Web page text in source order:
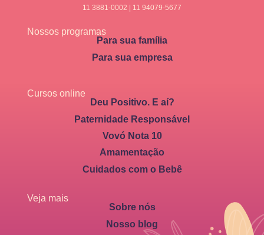
11 3881-0002 | 11 94079-5677
Nossos programas
Para sua família
Para sua empresa
Cursos online
Deu Positivo. E aí?
Paternidade Responsável
Vovó Nota 10
Amamentação
Cuidados com o Bebê
Veja mais
Sobre nós
Nosso blog